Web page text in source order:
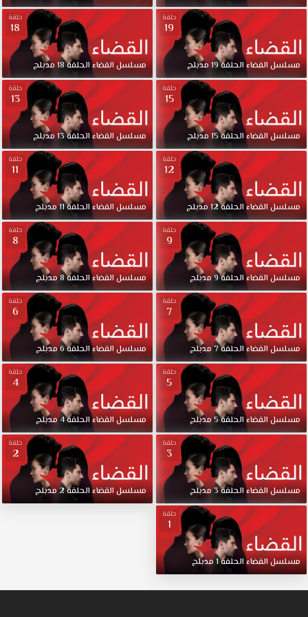
حلقة
19
مسلسلالقضاءالحلقة19مدبلج
حلقة
18
مسلسلالقضاءالحلقة18مدبلج
حلقة
15
مسلسلالقضاءالحلقة15مدبلج
حلقة
13
مسلسلالقضاءالحلقة13مدبلج
حلقة
12
مسلسلالقضاءالحلقة12مدبلج
حلقة
11
مسلسلالقضاءالحلقة11مدبلج
حلقة
9
مسلسلالقضاءالحلقة9مدبلج
حلقة
8
مسلسلالقضاءالحلقة8مدبلج
حلقة
7
مسلسلالقضاءالحلقة7مدبلج
حلقة
6
مسلسلالقضاءالحلقة6مدبلج
حلقة
5
مسلسلالقضاءالحلقة5مدبلج
حلقة
4
مسلسلالقضاءالحلقة4مدبلج
حلقة
3
مسلسلالقضاءالحلقة3مدبلج
حلقة
2
مسلسلالقضاءالحلقة2مدبلج
حلقة
1
مسلسلالقضاءالحلقة1مدبلج